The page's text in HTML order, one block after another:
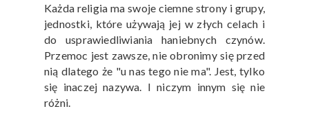
Każda religia ma swoje ciemne strony i grupy,
jednostki, które używają jej w złych celach i
do usprawiedliwiania haniebnych czynów.
Przemoc jest zawsze, nie obronimy się przed
nią dlatego że "u nas tego nie ma". Jest, tylko
się inaczej nazywa. I niczym innym się nie
różni.